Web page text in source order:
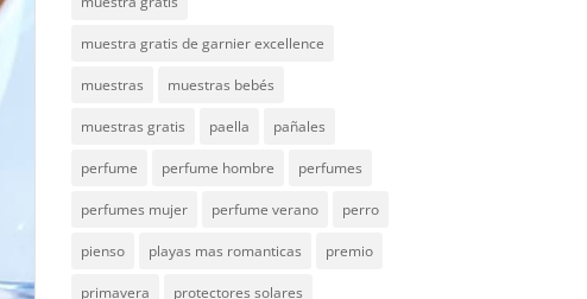
muestra gratis de garnier excellence
muestras muestras bebés
muestras gratis paella pañales
perfume perfume hombre perfumes
perfumes mujer perfume verano perro
pienso playas mas romanticas premio
primavera protectores solares